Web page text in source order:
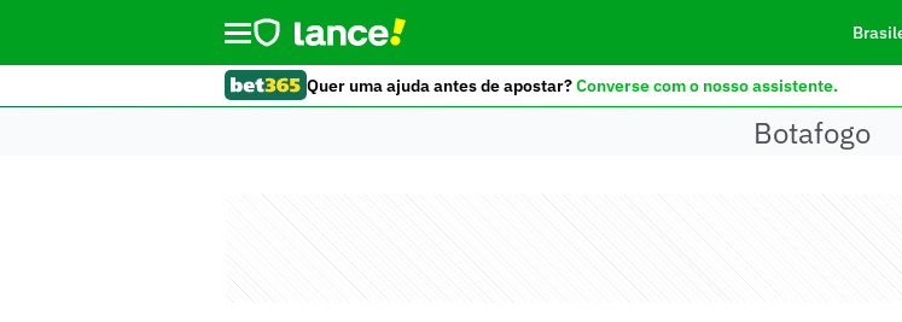
Quer uma ajuda antes de apostar?Converse com o nosso assistente.
Botafogo